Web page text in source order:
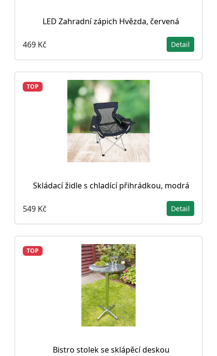
LED Zahradní zápich Hvězda, červená
469 Kč Detail
TOP
Skládací židle s chladící přihrádkou, modrá
549 Kč Detail
TOP
Bistro stolek se sklápěcí deskou